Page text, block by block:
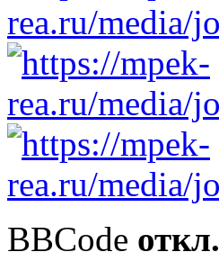
BBCode откл.